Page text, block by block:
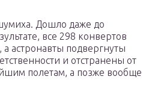
Дошло даже до
все 298 конвертов
астронавты подвергнуты
и отстранены от
полетам, а позже вообще